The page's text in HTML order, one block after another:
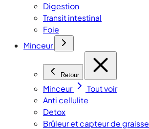
Digestion
Transit intestinal
Foie
Minceur
Retour
Minceur
Tout voir
Anti cellulite
Detox
Brûleur et capteur de graisse